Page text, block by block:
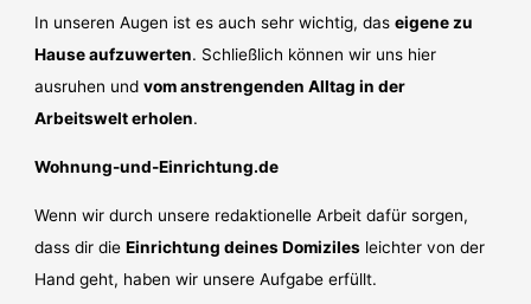
In unseren Augen ist es auch sehr wichtig, daseigene zu
Hause aufzuwerten. Schließlich können wir uns hier
ausruhen undvom anstrengenden Alltag in der
Arbeitswelt erholen.
Wohnung-und-Einrichtung.de
Wenn wir durch unsere redaktionelle Arbeit dafür sorgen,
dass dir dieEinrichtung deines Domiziles leichter von der
Hand geht, haben wir unsere Aufgabe erfüllt.